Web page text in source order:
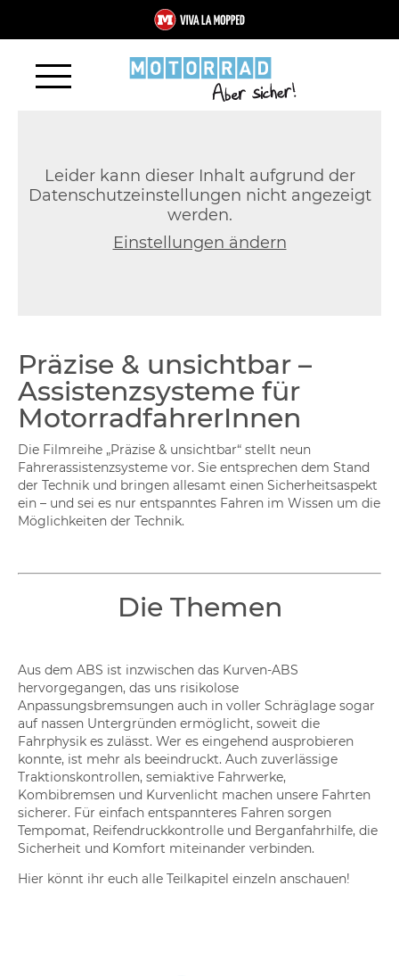
Leider kann dieser Inhalt aufgrund der
Datenschutzeinstellungen nicht angezeigt
werden.
Einstellungen ändern
Präzise & unsichtbar –
Assistenzsysteme für
MotorradfahrerInnen
Die Filmreihe „Präzise & unsichtbar“ stellt neun
Fahrerassistenzsysteme vor. Sie entsprechen dem Stand
der Technik und bringen allesamt einen Sicherheitsaspekt
ein – und sei es nur entspanntes Fahren im Wissen um die
Möglichkeiten der Technik.
Die Themen
Aus dem ABS ist inzwischen das Kurven-ABS
hervorgegangen, das uns risikolose
Anpassungsbremsungen auch in voller Schräglage sogar
auf nassen Untergründen ermöglicht, soweit die
Fahrphysik es zulässt. Wer es eingehend ausprobieren
konnte, ist mehr als beeindruckt. Auch zuverlässige
Traktionskontrollen, semiaktive Fahrwerke,
Kombibremsen und Kurvenlicht machen unsere Fahrten
sicherer. Für einfach entspannteres Fahren sorgen
Tempomat, Reifendruckkontrolle und Berganfahrhilfe, die
Sicherheit und Komfort miteinander verbinden.
Hier könnt ihr euch alle Teilkapitel einzeln anschauen!